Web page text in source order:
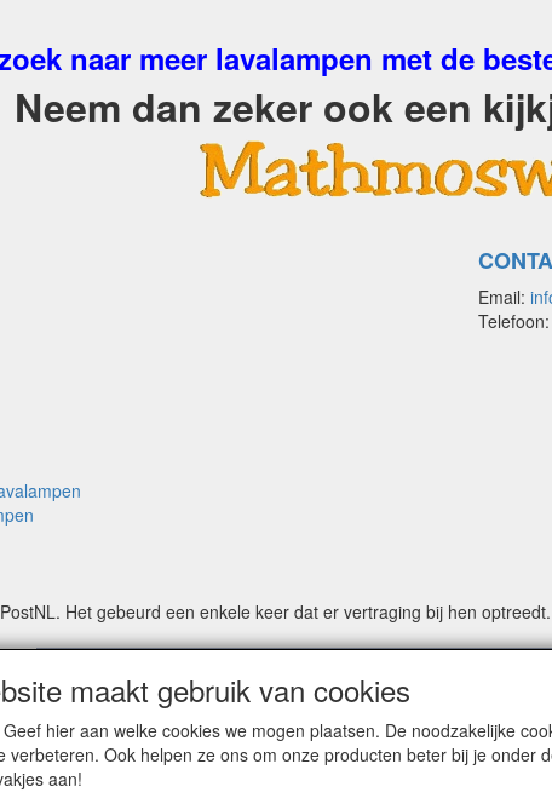
naar meer lavalampen met de
Neem dan zeker ook een
Email:
Het gebeurd een enkele keer dat er vertraging bij hen
© COPYRIGHT by
Site Name, Ownership and Design
may not be distributed, or displayed on another website, or
maakt gebruik van cookies
hier aan welke cookies we mogen plaatsen. De noodzakelijke
verbeteren. Ook helpen ze ons om onze producten beter bij je
aan!